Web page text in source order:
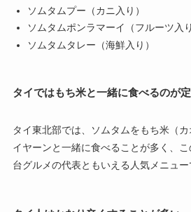
ソムタムプー（カニ入り）
ソムタムポンラマーイ（フルーツ入り
ソムタムタレー（海鮮入り）
タイではもち米と一緒に食べるのが
タイ東北部では、ソムタムをもち米（
イヤーンと一緒に食べることが多く、
台グルメの代表ともいえる人気メニュー